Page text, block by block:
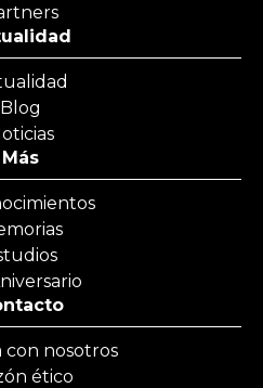
Blog
Más
con nosotros
ético